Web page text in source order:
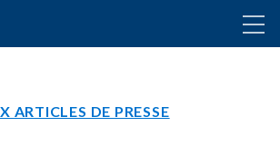
ARTICLES DE PRESSE